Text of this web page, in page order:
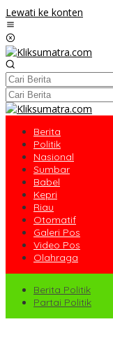
Lewati ke konten
Berita
Politik
Nasional
Sumbar
Babel
Kepri
Riau
Otomatif
Galeri Pos
Video Pos
Olahraga
Berita Politik
Partai Politik